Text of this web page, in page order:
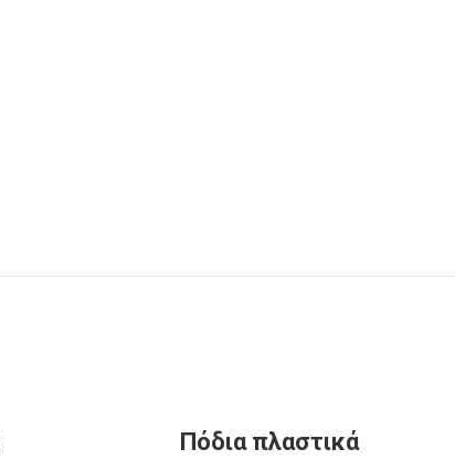
Πόδια πλαστικά